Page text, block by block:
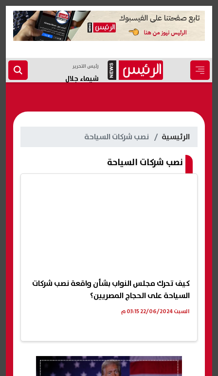
رئيس التحرير
شيماء جلال
الرئيسية نصب شركات السياحة
نصب شركات السياحة
كيف تحرك مجلس النواب بشأن واقعة نصب شركات
السياحة على الحجاج المصريين؟
السبت 22/06/2024 03:15 م